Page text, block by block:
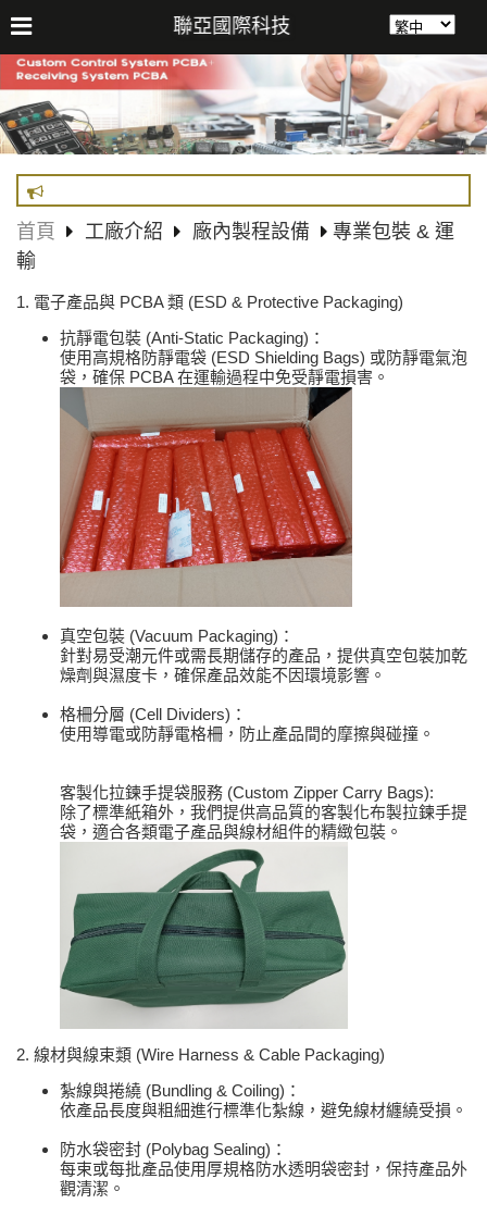
聯亞國際科技
首頁 工廠介紹 廠內製程設備
專業包裝 & 運
輸
1. 電子產品與 PCBA 類 (ESD & Protective Packaging)
抗靜電包裝 (Anti-Static Packaging)：
使用高規格防靜電袋 (ESD Shielding Bags) 或防靜電氣泡
袋，確保 PCBA 在運輸過程中免受靜電損害。
真空包裝 (Vacuum Packaging)：
針對易受潮元件或需長期儲存的產品，提供真空包裝加乾
燥劑與濕度卡，確保產品效能不因環境影響。
格柵分層 (Cell Dividers)：
使用導電或防靜電格柵，防止產品間的摩擦與碰撞。
客製化拉鍊手提袋服務 (Custom Zipper Carry Bags):
除了標準紙箱外，我們提供高品質的客製化布製拉鍊手提
袋，適合各類電子產品與線材組件的精緻包裝。
2. 線材與線束類 (Wire Harness & Cable Packaging)
紮線與捲繞 (Bundling & Coiling)：
依產品長度與粗細進行標準化紮線，避免線材纏繞受損。
防水袋密封 (Polybag Sealing)：
每束或每批產品使用厚規格防水透明袋密封，保持產品外
觀清潔。